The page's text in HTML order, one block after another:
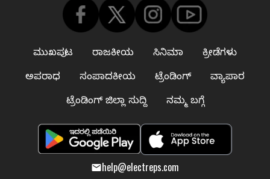
ಮುಖಪುಟ ರಾಜಕೀಯ ಸಿನಿಮಾ
ಕ್ರೀಡೆಗಳು
ಅಪರಾಧ
ಸಂಪಾದಕೀಯ ಟ್ರೆಂಡಿಂಗ್
ವ್ಯಾಪಾರ
ಟ್ರೆಂಡಿಂಗ್ ಜಿಲ್ಲಾ ಸುದ್ದಿ
ನಮ್ಮ ಬಗ್ಗೆ
help@electreps.com